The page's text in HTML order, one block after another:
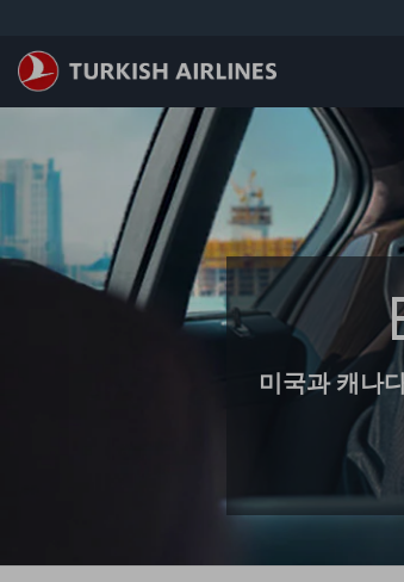
미국과 캐나